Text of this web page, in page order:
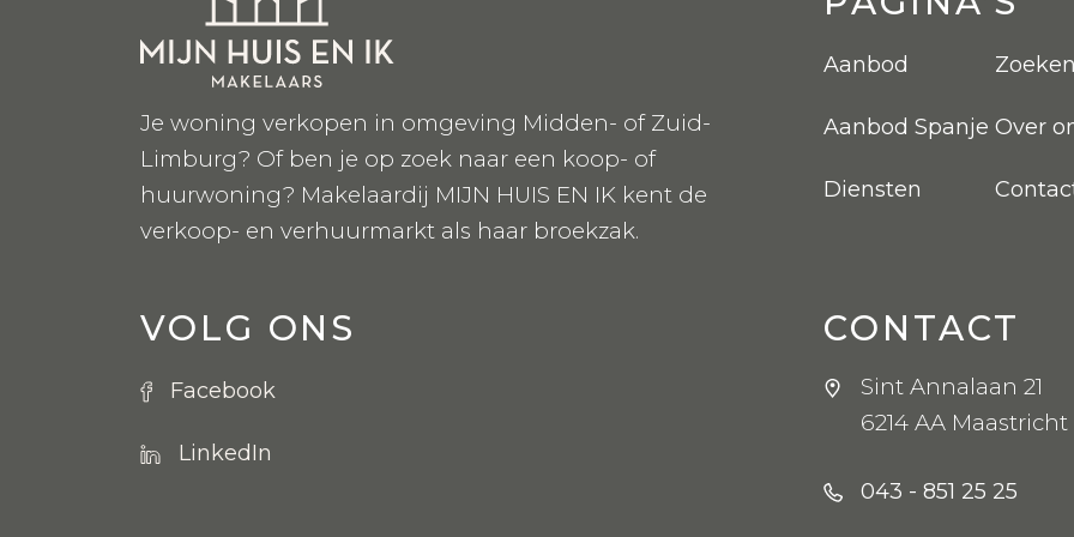
Je woning verkopen in omgeving Midden- of Zuid-
Limburg? Of ben je op zoek naar een koop- of
huurwoning? Makelaardij MIJN HUIS EN IK kent de
verkoop- en verhuurmarkt als haar broekzak.
Aanbod
Aanbod Spanje
Diensten
Zoeken
Over
VOLG ONS
Facebook
LinkedIn
CONTACT
Sint Annalaan 21
6214 AA Maastricht
043 - 851 25 25